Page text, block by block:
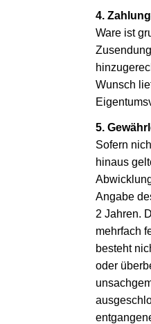
4.
Ware ist
Wunsch
5.
Sofern
hinaus
Angabe
2 Jahren.
mehrfach
besteht
oder